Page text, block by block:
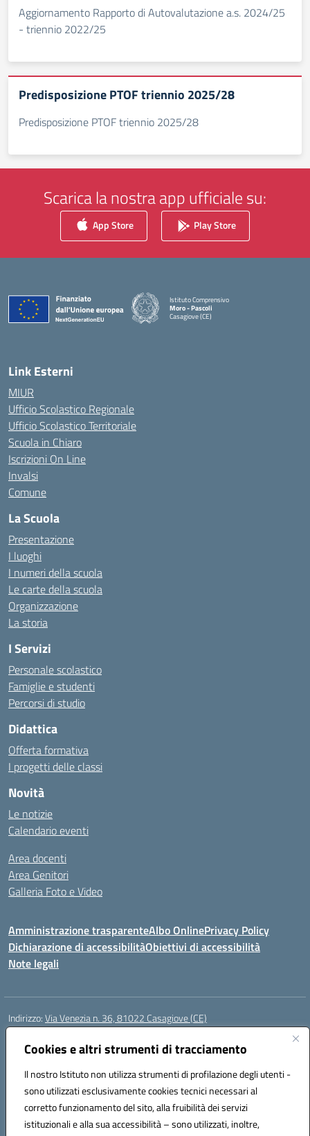
Cookies e altri strumenti di tracciamento
Il nostro Istituto non utilizza strumenti di profilazione degli utenti -
sono utilizzati esclusivamente cookies tecnici necessari al
corretto funzionamento del sito, alla fruibilità dei servizi
istituzionali e alla sua accessibilità – sono utilizzati, inoltre,
Aggiornamento Rapporto di Autovalutazione a.s. 2024/25
- triennio 2022/25
Predisposizione PTOF triennio 2025/28
Predisposizione PTOF triennio 2025/28
Scarica la nostra app ufficiale su:
App Store Play Store
Istituto Comprensivo
Moro - Pascoli
Casagiove (CE)
— Visita la pagina iniziale della scuola
Link Esterni
MIUR
Ufficio Scolastico Regionale
Ufficio Scolastico Territoriale
Scuola in Chiaro
Iscrizioni On Line
Invalsi
Comune
La Scuola
Presentazione
I luoghi
I numeri della scuola
Le carte della scuola
Organizzazione
La storia
I Servizi
Personale scolastico
Famiglie e studenti
Percorsi di studio
Didattica
Offerta formativa
I progetti delle classi
Novità
Le notizie
Calendario eventi
Area docenti
Area Genitori
Galleria Foto e Video
Amministrazione trasparenteAlbo OnlinePrivacy Policy
Dichiarazione di accessibilitàObiettivi di accessibilità
Note legali
Indirizzo:Via Venezia n. 36, 81022 Casagiove (CE)
Centralino:
Posta elettronica certificata (PEC):ceic893002@pec.istruzione.it
Codice fiscale: 93085870611
Codice meccanografico:CEIC893002
Codice Indice delle Pubbliche Amministrazioni (IPA): icmp_061
Codice unico di fatturazione (CUF): UFIOD3